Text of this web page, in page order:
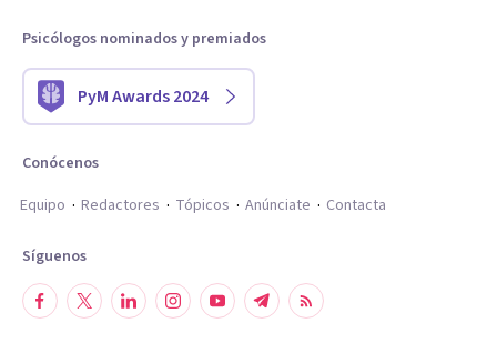
Psicólogos nominados y premiados
PyM Awards 2024
Conócenos
Equipo
Redactores Tópicos Anúnciate Contacta
Síguenos